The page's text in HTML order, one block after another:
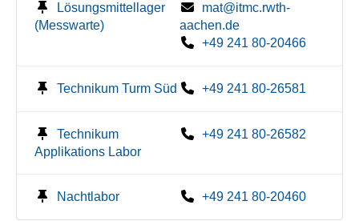
Lösungsmittellager
(Messwarte)
mat@itmc.rwth-
aachen.de
+49 241 80-20466
Technikum Turm Süd +49 241 80-26581
Technikum
Applikations Labor
+49 241 80-26582
Nachtlabor +49 241 80-20460